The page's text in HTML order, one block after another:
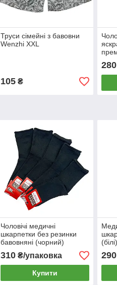
Труси сімейні з бавовни
Wenzhi XXL
105₴
280
Чоловічі медичні
шкарпетки без резинки
бавовняні (чорний)
Medical Effect (12 пар) 46-
48
310₴/упаковка
Купити
290